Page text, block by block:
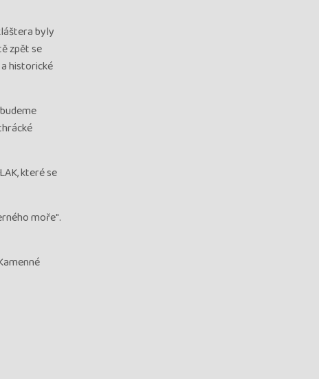
byly
zpět se
historické
které se
moře".